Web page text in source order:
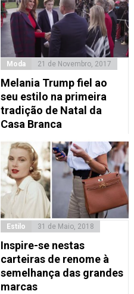
Moda 21 de Novembro, 2017
Melania Trump fiel ao
seu estilo na primeira
tradição de Natal da
Casa Branca
Estilo 31 de Maio, 2018
Inspire-se nestas
carteiras de renome à
semelhança das grandes
marcas